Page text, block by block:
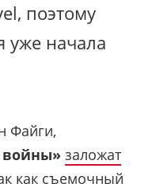
поэтому
уже начала
Файги,
войны» заложат
как съемочный